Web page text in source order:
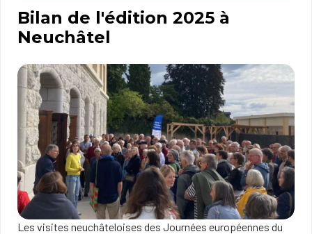
Bilan de l'édition 2025 à
Neuchâtel
Les visites neuchâteloises des Journées européennes du